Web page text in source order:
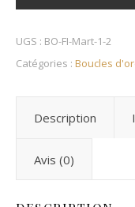
UGS : BO-FI-Mart-1-2
Catégories : Boucles
Description
Avis (0)